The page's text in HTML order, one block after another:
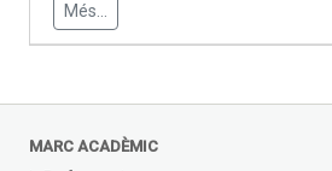
Més...
MARC ACADÈMIC